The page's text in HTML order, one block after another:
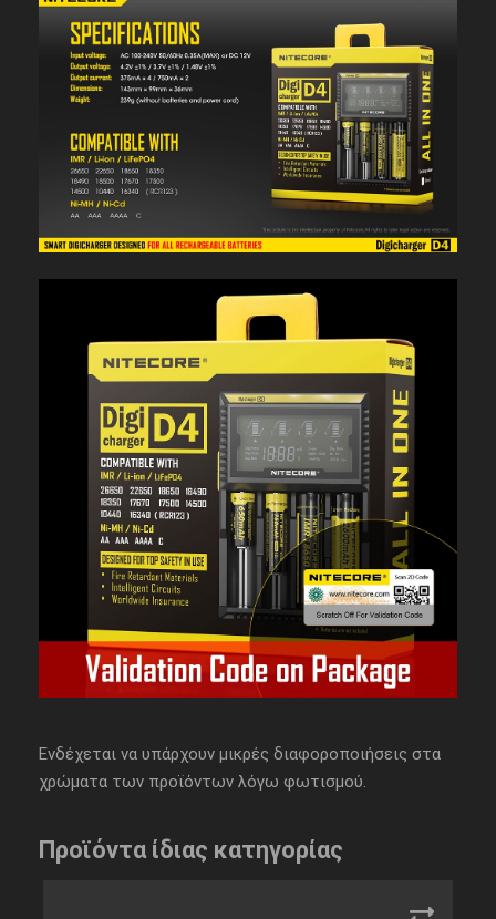
Ενδέχεται να υπάρχουν μικρές διαφοροποιήσεις στα
χρώματα των προϊόντων λόγω φωτισμού.
Προϊόντα ίδιας κατηγορίας